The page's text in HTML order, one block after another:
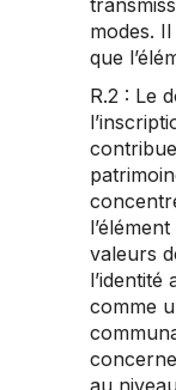
modes.
que
R.2 : Le
valeurs
comme